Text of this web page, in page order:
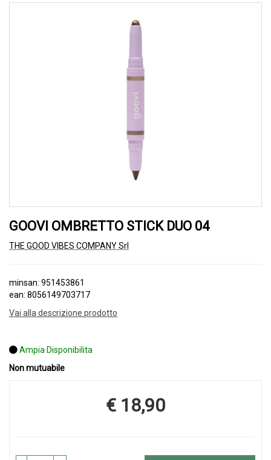
GOOVI OMBRETTO STICK DUO 04
THE GOOD VIBES COMPANY Srl
minsan: 951453861
ean: 8056149703717
Vai alla descrizione prodotto
Ampia Disponibilita
Non mutuabile
Prezzo
€ 18,90